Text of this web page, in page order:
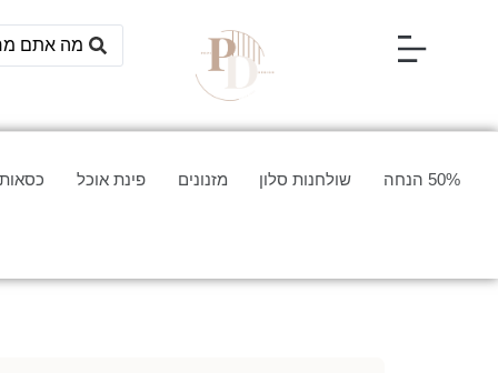
50% הנחה שולחנות סלון מזנונים פינת אוכל